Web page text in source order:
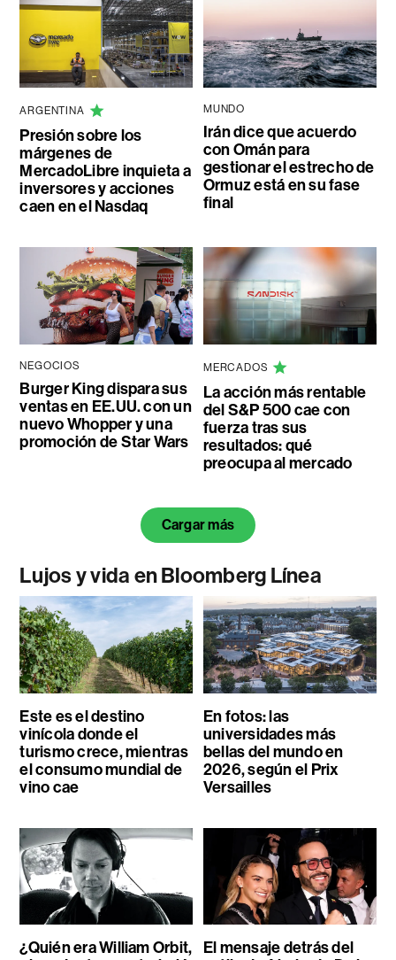
ARGENTINA
Presión sobre los
márgenes de
MercadoLibre inquieta a
inversores y acciones
caen en el Nasdaq
MUNDO
Irán dice que acuerdo
con Omán para
gestionar el estrecho de
Ormuz está en su fase
final
NEGOCIOS
Burger King dispara sus
ventas en EE.UU. con un
nuevo Whopper y una
promoción de Star Wars
MERCADOS
La acción más rentable
del S&P 500 cae con
fuerza tras sus
resultados: qué
preocupa al mercado
Cargar más
Lujos y vida en Bloomberg Línea
Este es el destino
vinícola donde el
turismo crece, mientras
el consumo mundial de
vino cae
En fotos: las
universidades más
bellas del mundo en
2026, según el Prix
Versailles
¿Quién era William Orbit,
El mensaje detrás del